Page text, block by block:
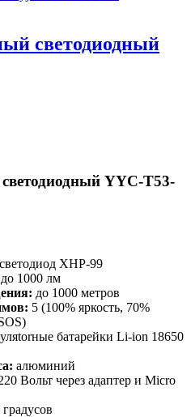
светодиодный
YYC-T53-
светодиод XHP-99
до 1000 лм
до 1000 метров
5 (100% яркость, 70%
батарейки Li-ion 18650
алюминий
Вольт через адаптер и Micro
градусов